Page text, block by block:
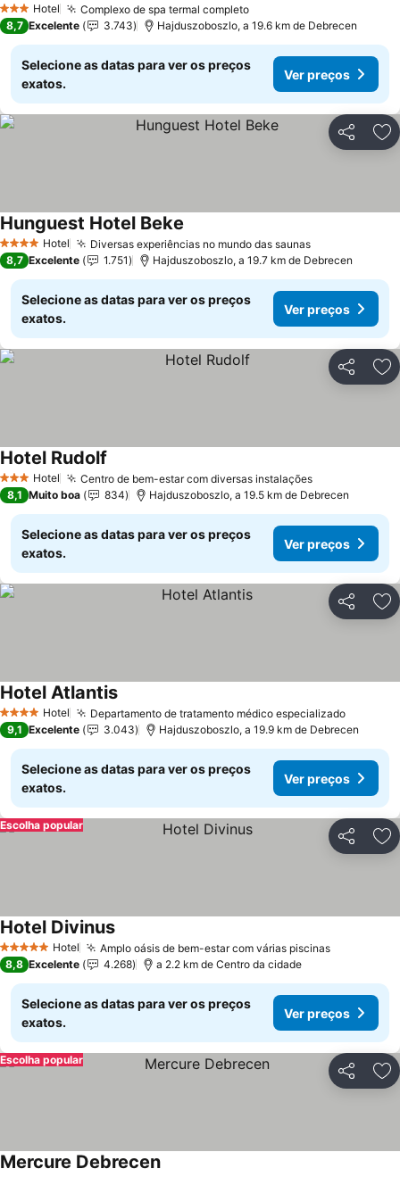
3 EstrelasHotel Complexo de spa termal completoVer preços
8,7 Excelente 3.743 Hajduszoboszlo, a 19.6 km de Debrecen
Selecione as datas para ver os preços
exatos.
Ver preços
Partilhar
4 EstrelasHotel Diversas experiências no mundo das saunasVer preços
Hunguest Hotel Beke
8,7 Excelente 1.751 Hajduszoboszlo, a 19.7 km de Debrecen
Selecione as datas para ver os preços
exatos.
Ver preços
Partilhar
3 EstrelasHotel Centro de bem-estar com diversas instalaçõesVer preços
Hotel Rudolf
8,1 Muito boa 834 Hajduszoboszlo, a 19.5 km de Debrecen
Selecione as datas para ver os preços
exatos.
Ver preços
Partilhar
4 EstrelasHotel Departamento de tratamento médico especializadoVer
Hotel AtlantisVer preços
9,1 Excelente 3.043 Hajduszoboszlo, a 19.9 km de Debrecen
Selecione as datas para ver os preços
exatos.
Ver preços
Partilhar
Escolha popular
5 Estrelas Hotel Amplo oásis de bem-estar com várias piscinasVer
Hotel DivinusVer preços
8,8 Excelente 4.268 a 2.2 km de Centro da cidade
Selecione as datas para ver os preços
exatos.
Ver preços
Partilhar
Escolha popular
Mercure DebrecenVer preços